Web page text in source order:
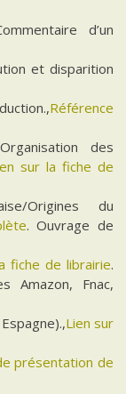
d’un
et disparition
Référence
des
sur la fiche de
Origines du
. Ouvrage de
fiche de librairie.
Amazon, Fnac,
Lien sur
présentation de